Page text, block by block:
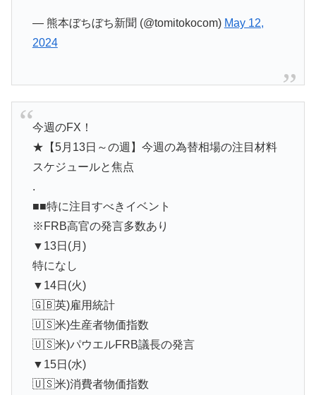
— 熊本ぼちぼち新聞 (@tomitokocom) May 12,
2024
今週のFX！
★【5月13日～の週】今週の為替相場の注目材料
スケジュールと焦点
.
■■特に注目すべきイベント
※FRB高官の発言多数あり
▼13日(月)
特になし
▼14日(火)
🇬🇧英)雇用統計
🇺🇸米)生産者物価指数
🇺🇸米)パウエルFRB議長の発言
▼15日(水)
🇺🇸米)消費者物価指数